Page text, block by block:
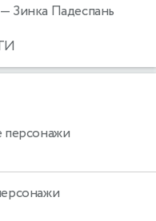
— Зинка Падеспань
персонажи